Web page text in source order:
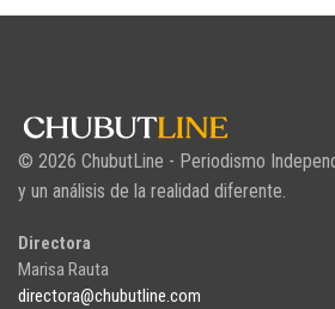
© 2026 ChubutLine - Periodismo
y un análisis de la realidad diferente.
Directora
Marisa Rauta
directora@chubutline.com